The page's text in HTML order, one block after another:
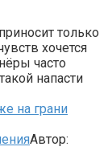
только
хочется
часто
напасти
на грани
Автор: